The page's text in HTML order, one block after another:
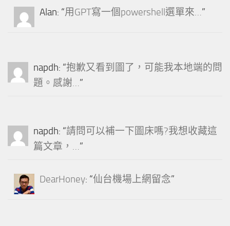
Alan: “用GPT寫一個powershell選單來…”
napdh: “抱歉又看到圖了，可能我本地端的問
題。感謝…”
napdh: “請問可以補一下圖床嗎?我想收藏這
篇文章，…”
DearHoney: “仙台機場上網留念”